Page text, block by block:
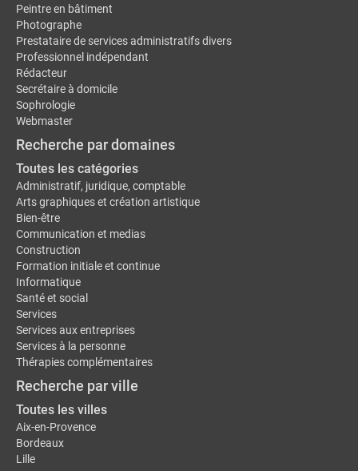
Peintre en bâtiment
Photographe
Prestataire de services administratifs divers
Professionnel indépendant
Rédacteur
Secrétaire à domicile
Sophrologie
Webmaster
Recherche par domaines
Toutes les catégories
Administratif, juridique, comptable
Arts graphiques et création artistique
Bien-être
Communication et medias
Construction
Formation initiale et continue
Informatique
Santé et social
Services
Services aux entreprises
Services à la personne
Thérapies complémentaires
Recherche par ville
Toutes les villes
Aix-en-Provence
Bordeaux
Lille